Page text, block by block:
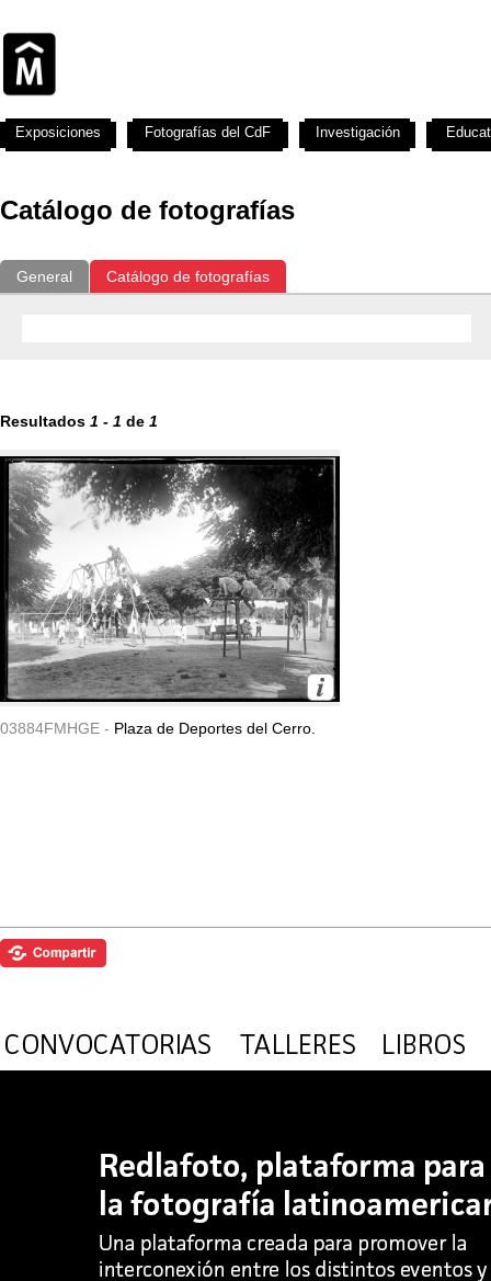
Catálogo de fotografías
General Catálogo de fotografías
Resultados 1 - 1 de 1
03884FMHGE - Plaza de Deportes del Cerro.
Exposiciones Fotografías del CdF Investigación